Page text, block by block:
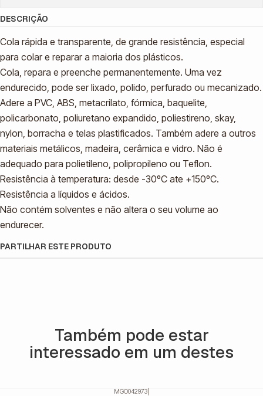
DESCRIÇÃO
Cola rápida e transparente, de grande resistência, especial
para colar e reparar a maioria dos plásticos.
Cola, repara e preenche permanentemente. Uma vez
endurecido, pode ser lixado, polido, perfurado ou mecanizado.
Adere a PVC, ABS, metacrilato, fórmica, baquelite,
policarbonato, poliuretano expandido, poliestireno, skay,
nylon, borracha e telas plastificados. Também adere a outros
materiais metálicos, madeira, cerâmica e vidro. Não é
adequado para polietileno, polipropileno ou Teflon.
Resistência à temperatura: desde -30ºC ate +150ºC.
Resistência a líquidos e ácidos.
Não contém solventes e não altera o seu volume ao
endurecer.
PARTILHAR ESTE PRODUTO
Também pode estar
interessado em um destes
MGO042973